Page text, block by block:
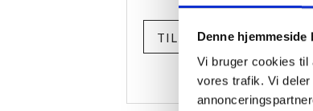
Denne
Vi bruger cookies til
vores trafik. Vi
TILMELD